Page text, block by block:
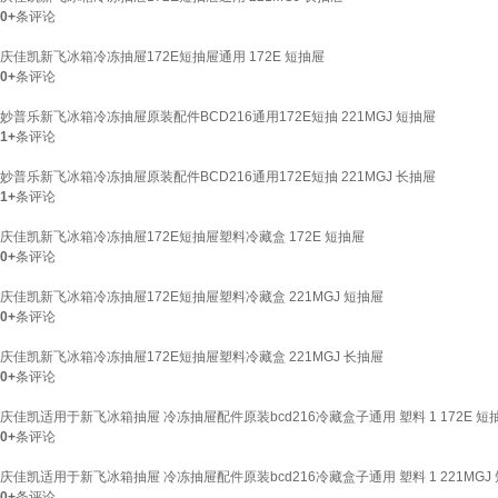
0+条评论
庆佳凯新飞冰箱冷冻抽屉172E短抽屉通用 172E 短抽屉
0+条评论
妙普乐新飞冰箱冷冻抽屉原装配件BCD216通用172E短抽 221MGJ 短抽屉
1+条评论
妙普乐新飞冰箱冷冻抽屉原装配件BCD216通用172E短抽 221MGJ 长抽屉
1+条评论
庆佳凯新飞冰箱冷冻抽屉172E短抽屉塑料冷藏盒 172E 短抽屉
0+条评论
庆佳凯新飞冰箱冷冻抽屉172E短抽屉塑料冷藏盒 221MGJ 短抽屉
0+条评论
庆佳凯新飞冰箱冷冻抽屉172E短抽屉塑料冷藏盒 221MGJ 长抽屉
0+条评论
庆佳凯适用于新飞冰箱抽屉 冷冻抽屉配件原装bcd216冷藏盒子通用 塑料 1 172E 短
0+条评论
庆佳凯适用于新飞冰箱抽屉 冷冻抽屉配件原装bcd216冷藏盒子通用 塑料 1 221MGJ